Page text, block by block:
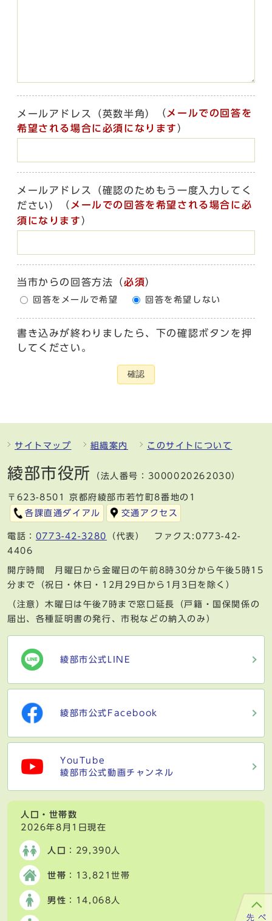
メールアドレス（英数半角） （ メールでの回答を
希望される場合に必須になります ）
メールアドレス（確認のためもう一度入力してく
ださい）
（ メールでの回答を希望される場合に必
須になります ）
当市からの回答方法 （必須）
回答をメールで希望 回答を希望しない
書き込みが終わりましたら、下の確認ボタンを押
してください。
確認
サイトマップ 組織案内 このサイトについて
綾部市役所 （法人番号：3000020262030）
〒623-8501 京都府綾部市若竹町8番地の1
各課直通ダイアル
交通アクセス
電話： 0773-42-3280
（代表） ファクス:0773-42-
4406
開庁時間 月曜日から金曜日の午前8時30分から午後5時15
分まで（祝日・休日・12月29日から1月3日を除く）
（注意）木曜日は午後7時まで窓口延長（戸籍・国保関係の
届出、各種証明書の発行、市税などの納入のみ）
綾部市公式LINE
綾部市公式Facebook
YouTube
綾部市公式動画チャンネル
人口・世帯数
2026年8月1日現在
人口 ：29,390人
世帯 ：13,821世帯
男性 ：14,068人